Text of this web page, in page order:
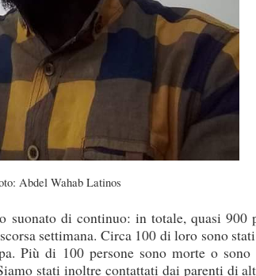
Abdel Wahab Latinos
di continuo: in totale, quasi 900
settimana. Circa 100 di loro sono
Più di 100 persone sono morte o
stati inoltre contattati dai parenti di